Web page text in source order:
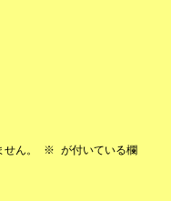
ん。
※ が付いている欄